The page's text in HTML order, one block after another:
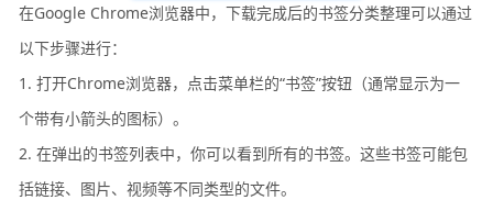
在Google Chrome浏览器中，下载完成后的书签分类整理可以通过
以下步骤进行：
1. 打开Chrome浏览器，点击菜单栏的“书签”按钮（通常显示为一
个带有小箭头的图标）。
2. 在弹出的书签列表中，你可以看到所有的书签。这些书签可能包
括链接、图片、视频等不同类型的文件。